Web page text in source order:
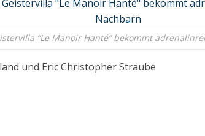
“Le Manoir Hanté” bekommt
und Eric Christopher Straube